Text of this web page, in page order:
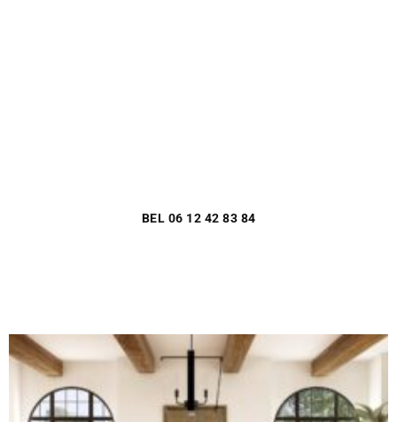
BEL 06 12 42 83 84